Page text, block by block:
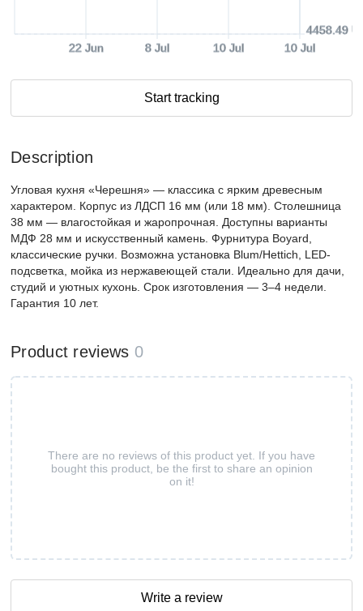
22 Jun 8 Jul 10 Jul 10 Jul
4458.49
Start tracking
Description
Угловая кухня «Черешня» — классика с ярким древесным
характером. Корпус из ЛДСП 16 мм (или 18 мм). Столешница
38 мм — влагостойкая и жаропрочная. Доступны варианты
МДФ 28 мм и искусственный камень. Фурнитура Boyard,
классические ручки. Возможна установка Blum/Hettich, LED-
подсветка, мойка из нержавеющей стали. Идеально для дачи,
студий и уютных кухонь. Срок изготовления — 3–4 недели.
Гарантия 10 лет.
Product reviews 0
There are no reviews of this product yet. If you have
bought this product, be the first to share an opinion
on it!
Write a review